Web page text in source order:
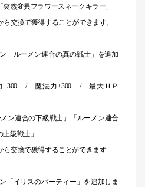
突然変異フラワースネークキラー」
交換で獲得することができます。
「ルーメン連合の真の戦士」を追加
+300 / 魔法力+300 / 最大ＨＰ
ン連合の下級戦士」「ルーメン連合
級戦士」
交換で獲得することができます
「イリスのパーティー」を追加しま